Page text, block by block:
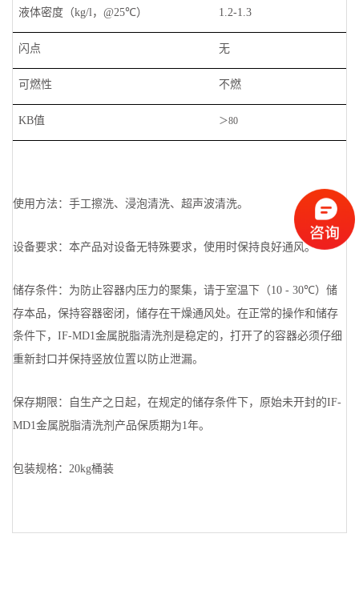
液体密度（kg/l，@25℃） 1.2-1.3
闪点 无
可燃性 不燃
KB值 ＞80
使用方法：手工擦洗、浸泡清洗、超声波清洗。
设备要求：本产品对设备无特殊要求，使用时保持良好通风。
储存条件：为防止容器内压力的聚集，请于室温下（10 - 30℃）储
存本品，保持容器密闭，储存在干燥通风处。在正常的操作和储存
条件下， IF-MD1金属脱脂清洗剂是稳定的，打开了的容器必须仔细
重新封口并保持竖放位置以防止泄漏。
保存期限：自生产之日起，在规定的储存条件下，原始未开封的IF-
MD1金属脱脂清洗剂产品保质期为1年。
包装规格： 20kg桶装